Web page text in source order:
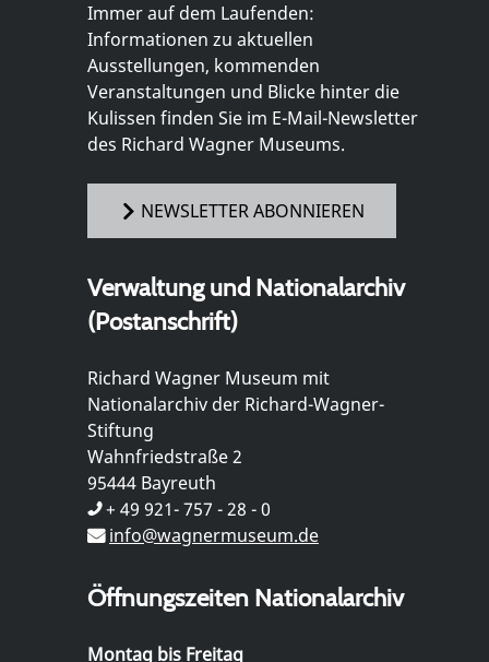
Immer auf dem Laufenden:
Informationen zu aktuellen
Ausstellungen, kommenden
Veranstaltungen und Blicke hinter die
Kulissen finden Sie im E-Mail-Newsletter
des Richard Wagner Museums.
NEWSLETTER ABONNIEREN
Verwaltung und Nationalarchiv
(Postanschrift)
Richard Wagner Museum mit
Nationalarchiv der Richard-Wagner-
Stiftung
Wahnfriedstraße 2
95444 Bayreuth
+ 49 921- 757 - 28 - 0
info@wagnermuseum.de
Öffnungszeiten Nationalarchiv
Montag bis Freitag